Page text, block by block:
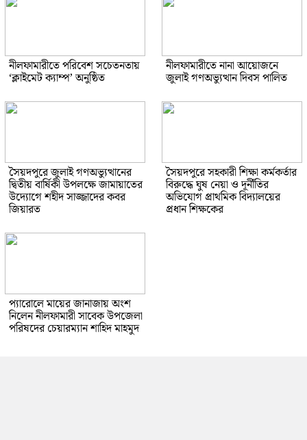
নীলফামারীতে পরিবেশ সচেতনতায়
‘ক্লাইমেট ক্যাম্প’ অনুষ্ঠিত
নীলফামারীতে নানা আয়োজনে
জুলাই গণঅভ্যুত্থান দিবস পালিত
সৈয়দপুরে জুলাই গণঅভ্যুত্থানের
দ্বিতীয় বার্ষিকী উপলক্ষে জামায়াতের
উদ্যোগে শহীদ সাজ্জাদের কবর
জিয়ারত
সৈয়দপুরে সহকারী শিক্ষা কর্মকর্তার
বিরুদ্ধে ঘুষ নেয়া ও দূর্নীতির
অভিযোগ প্রাথমিক বিদ্যালয়ের
প্রধান শিক্ষকের
প্যারোলে মায়ের জানাজায় অংশ
নিলেন নীলফামারী সাবেক উপজেলা
পরিষদের চেয়ারম্যান শাহিদ মাহমুদ